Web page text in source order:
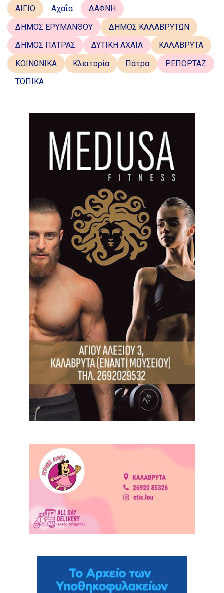
ΑΙΓΙΟ Αχαΐα
ΔΑΦΝΗ
ΔΗΜΟΣ ΕΡΥΜΑΝΘΟΥ
ΔΗΜΟΣ ΚΑΛΑΒΡΥΤΩΝ
ΔΗΜΟΣ ΠΑΤΡΑΣ
ΔΥΤΙΚΗ ΑΧΑΪΑ
ΚΑΛΑΒΡΥΤΑ
ΚΟΙΝΩΝΙΚΑ
Κλειτορία Πάτρα
ΡΕΠΟΡΤΑΖ
ΤΟΠΙΚΑ